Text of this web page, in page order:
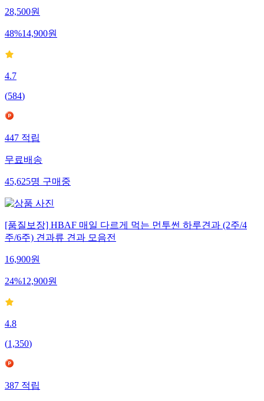
28,500원
48%14,900원
4.7
(584)
447 적립
무료배송
45,625명 구매중
[품질보장] HBAF 매일 다르게 먹는 먼투썬 하루견과 (2주/4
주/6주) 견과류 견과 모음전
16,900원
24%12,900원
4.8
(1,350)
387 적립